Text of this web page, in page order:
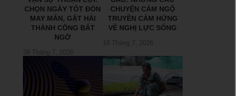
CHỌN NGÀY TỐT ĐÓN
MAY MẮN, GẶT HÁI
THÀNH CÔNG BẤT
NGỜ
28 Tháng 7, 2026
CHUYỆN CẢM NGỘ
TRUYỀN CẢM HỨNG
VỀ NGHỊ LỰC SỐNG
18 Tháng 7, 2026